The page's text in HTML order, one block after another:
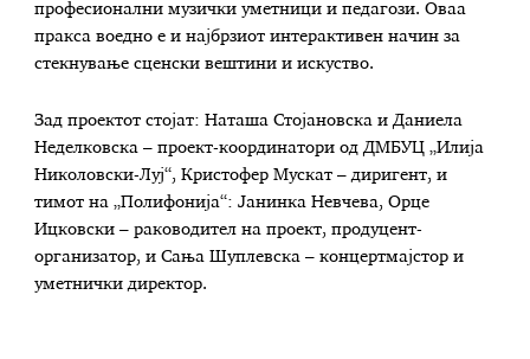
професионални музички уметници и педагози. Оваа
пракса воедно е и најбрзиот интерактивен начин за
стекнување сценски вештини и искуство.
Зад проектот стојат: Наташа Стојановска и Даниела
Неделковска – проект-координатори од ДМБУЦ „Илија
Николовски-Луј“, Кристофер Мускат – диригент, и
тимот на „Полифонија“: Јанинка Невчева, Орце
Ицковски – раководител на проект, продуцент-
организатор, и Сања Шуплевска – концертмајстор и
уметнички директор.